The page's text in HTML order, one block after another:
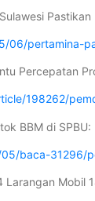
06/pertamina-
Percepatan
198262/
BBM di
baca-31296/
Larangan Mobil